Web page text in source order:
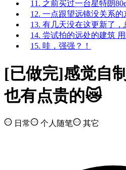
11. 之前买过一台星特朗
12. 一点跟望远镜没关系
13. 有几天没在这更新了
14. 尝试拍的远处的建筑
15. 哇，强强？！
[已做完]感觉自
也有点贵的😿
日常 个人随笔 其它